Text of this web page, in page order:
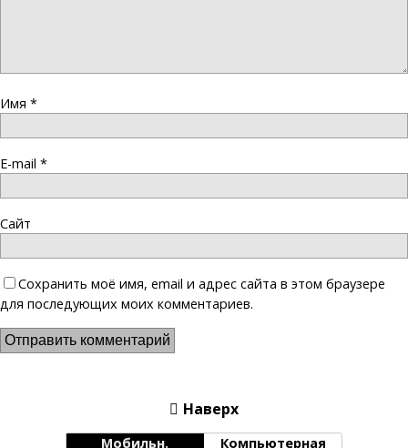
Имя *
E-mail *
Сайт
Сохранить моё имя, email и адрес сайта в этом браузере
для последующих моих комментариев.
Наверх
Мобильн. Компьютерная